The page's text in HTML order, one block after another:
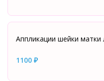
Аппликации шейки
1100 ₽